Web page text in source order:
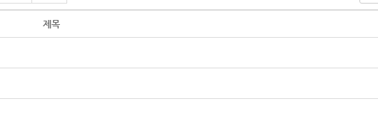
제목